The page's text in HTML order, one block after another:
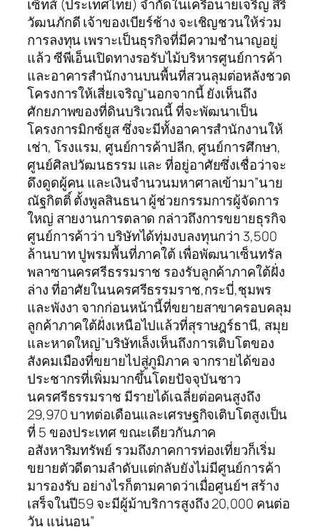
เซ็ทส์ (ประเทศไทย) จำกัดในเครือนายเจริญ สิริ
วัฒนภักดี เจ้าของเบียร์ช้าง จะเชิญชวนให้ร่วม
การลงทุน เพราะเป็นธุรกิจที่มีความชำนาญอยู่
แล้ว ซีพีเอ็นเปิดทางรอรับไม้บริหารศูนย์การค้า
และอาคารสำนักงานบนพื้นที่สวนลุมต่อหลังชวด
โครงการให้เสี่ยเจริญ”นอกจากนี้ ยังเห็นถึง
ศักยภาพของที่ดินบริเวณนี้ ที่จะพัฒนาเป็น
โครงการมิกซ์ยูส ซึ่งจะมีทั้งอาคารสำนักงานให้
เช่า, โรงแรม, ศูนย์การค้าปลีก, ศูนย์การศึกษา,
ศูนย์ศิลปวัฒนธรรม และ ที่อยู่อาศัยซึ่งเชื่อว่าจะ
ดึงดูดผู้คน และเงินจำนวนมหาศาลเข้ามา”นาย
ณัฐกิตติ์ ตั้งพูลสินธนา ผู้ช่วยกรรมการผู้จัดการ
ใหญ่ สายงานการตลาด กล่าวถึงการขยายธุรกิจ
ศูนย์การค้าว่า บริษัทได้ทุ่มงบลงทุนกว่า 3,500
ล้านบาท ปูพรมพื้นที่ภาคใต้ เพื่อพัฒนาเซ็นทรัล
พลาซานครศรีธรรมราช รองรับลูกค้าภาคใต้ฝั่ง
ล่าง ที่อาศัยในนครศรีธรรมราช,กระบี่,ชุมพร
และพังงา จากก่อนหน้านี้ที่ขยายสาขาครอบคลุม
ลูกค้าภาคใต้ฝั่งเหนือไปแล้วที่สุราษฎร์ธานี, สมุย
และหาดใหญ่”บริษัทเล็งเห็นถึงการเติบโตของ
สังคมเมืองที่ขยายไปสู่ภูมิภาค จากรายได้ของ
ประชากรที่เพิ่มมากขึ้นโดยปัจจุบันชาว
นครศรีธรรมราช มีรายได้เฉลี่ยต่อคนสูงถึง
29,970 บาทต่อเดือนและเศรษฐกิจเติบโตสูงเป็น
ที่ 5 ของประเทศ ขณะเดียวกันภาค
อสังหาริมทรัพย์ รวมถึงภาคการท่องเที่ยวก็เริ่ม
ขยายตัวดีตามลำดับแต่กลับยังไม่มีศูนย์การค้า
มารองรับ อย่างไรก็ตามคาดว่าเมื่อศูนย์ฯ สร้าง
เสร็จในปี59 จะมีผู้ม้าบริการสูงถึง 20,000 คนต่อ
วัน แน่นอน”